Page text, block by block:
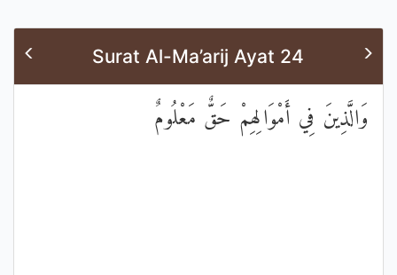
Surat Al-Ma’arij Ayat 24
وَالَّذِينَ فِي أَمْوَالِهِمْ حَقٌّ مَعْلُومٌ